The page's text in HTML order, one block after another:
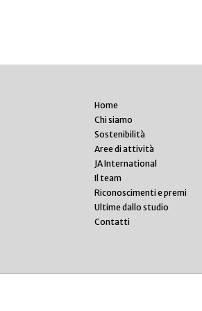
Home
Chi siamo
Sostenibilità
Aree di attività
JA International
Il team
Riconoscimenti e premi
Ultime dallo studio
Contatti